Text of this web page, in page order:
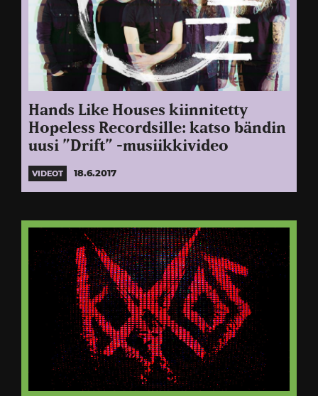
Hands Like Houses kiinnitetty
Hopeless Recordsille: katso bändin
uusi ”Drift” -musiikkivideo
VIDEOT 18.6.2017